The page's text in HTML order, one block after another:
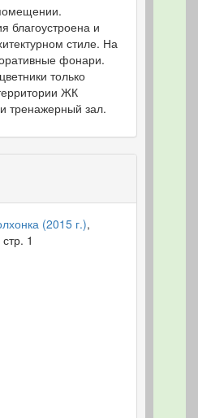
благоустроена и
стиле. На
фонари.
только
ЖК
тренажерный зал.
(2015 г.),
1